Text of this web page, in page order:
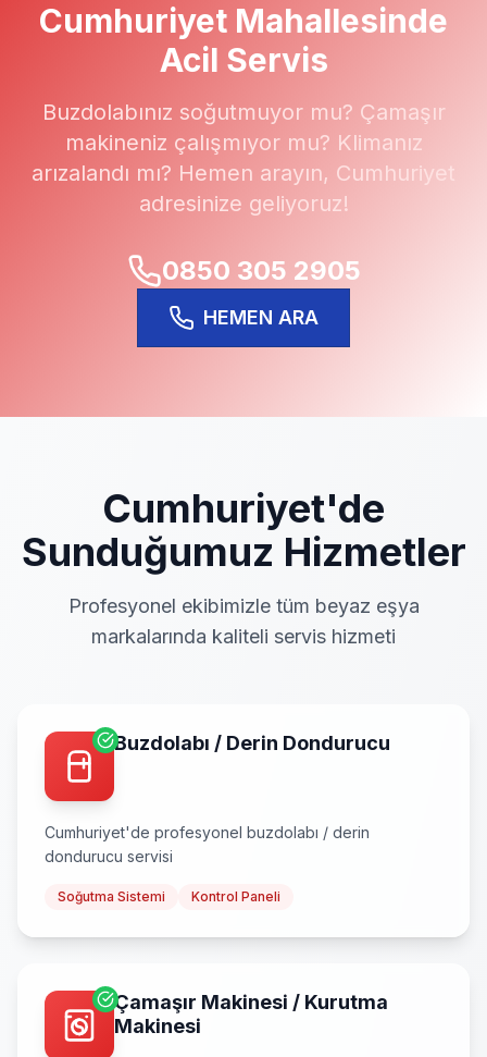
Cumhuriyet Mahallesinde
Acil Servis
Buzdolabınız soğutmuyor mu? Çamaşır
makineniz çalışmıyor mu? Klimanız
arızalandı mı? Hemen arayın, Cumhuriyet
adresinize geliyoruz!
0850 305 2905
HEMEN ARA
Cumhuriyet'de
Sunduğumuz Hizmetler
Profesyonel ekibimizle tüm beyaz eşya
markalarında kaliteli servis hizmeti
Buzdolabı / Derin Dondurucu
Cumhuriyet'de profesyonel buzdolabı / derin
dondurucu servisi
Soğutma Sistemi Kontrol Paneli
Çamaşır Makinesi / Kurutma
Makinesi